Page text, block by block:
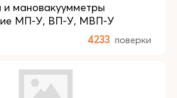
и мановакуумметры
МП-У, ВП-У, МВП-У
4233 поверки